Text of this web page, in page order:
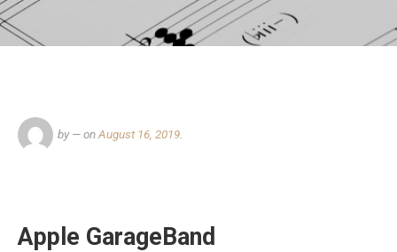
by — on August 16, 2019
Apple GarageBand